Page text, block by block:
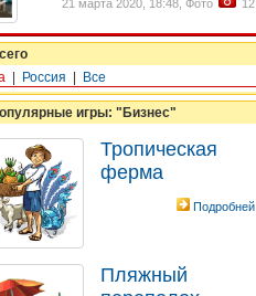
21 марта 2020, 18:48, Фото 12
Россия Все
игры: "Бизнес"
Тропическая
ферма
Подробней
Пляжный